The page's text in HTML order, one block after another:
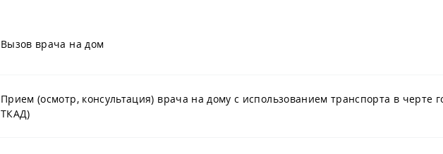
Вызов врача на дом
Прием (осмотр, консультация) врача на дому с использованием транспорта в черте
ТКАД)